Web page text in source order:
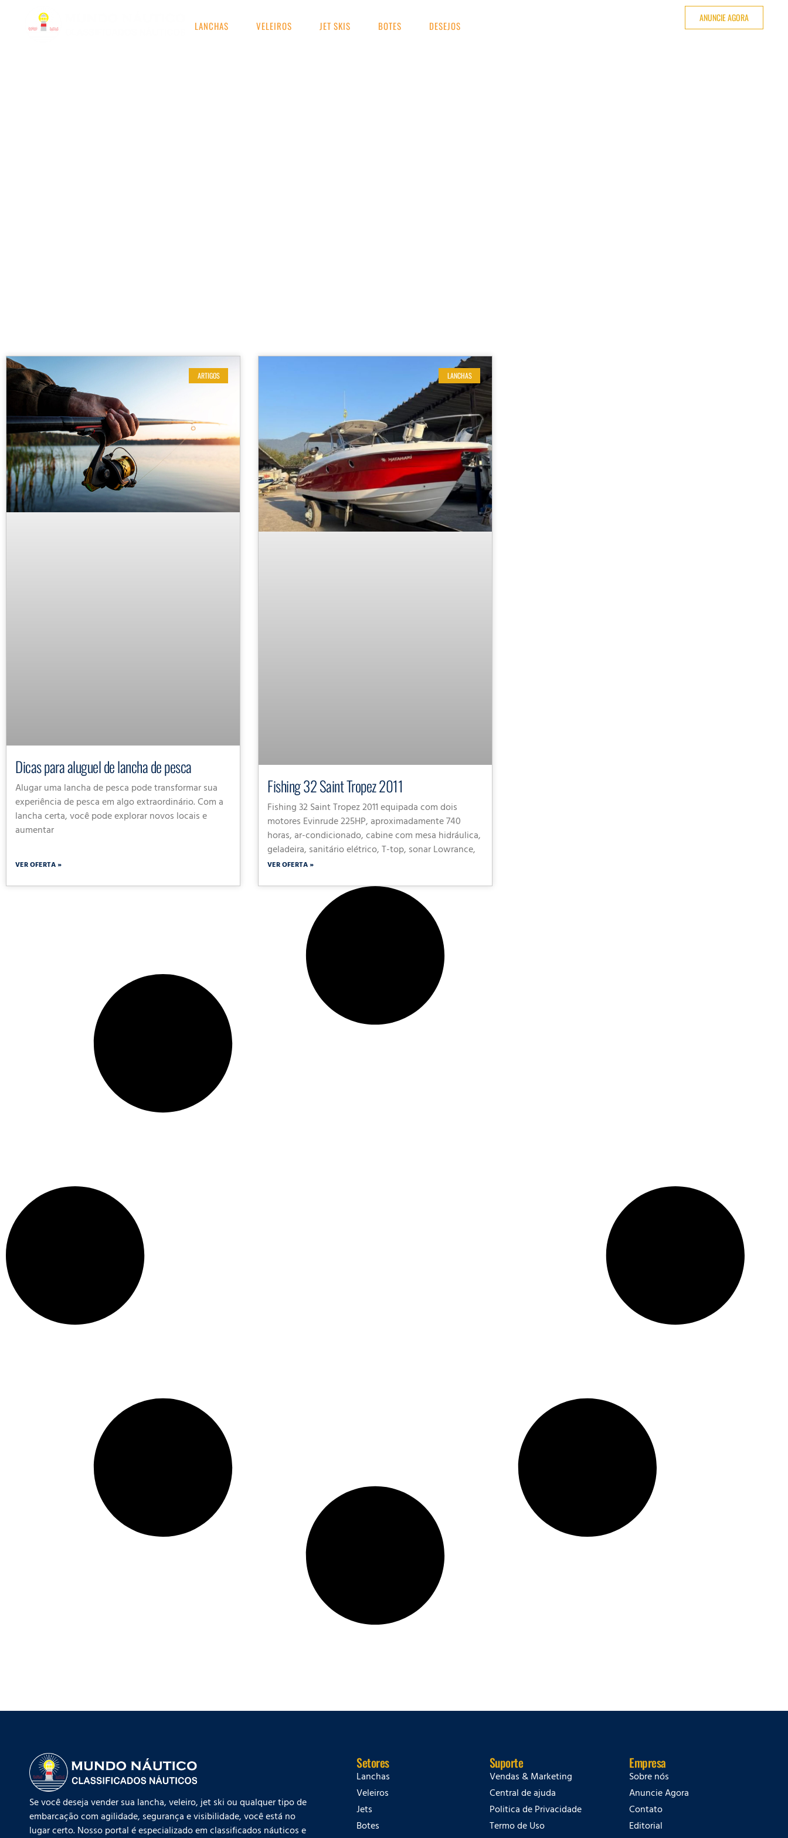
LANCHAS VELEIROS JET SKIS BOTES DESEJOS
ANUNCIE AGORA
ARTIGOS
Dicas para aluguel de lancha de pesca
Alugar uma lancha de pesca pode transformar sua
experiência de pesca em algo extraordinário. Com a
lancha certa, você pode explorar novos locais e
aumentar
VER OFERTA »
LANCHAS
Fishing 32 Saint Tropez 2011
Fishing 32 Saint Tropez 2011 equipada com dois
motores Evinrude 225HP, aproximadamente 740
horas, ar-condicionado, cabine com mesa hidráulica,
geladeira, sanitário elétrico, T-top, sonar Lowrance,
VER OFERTA »
Se você deseja vender sua lancha, veleiro, jet ski ou qualquer tipo de
embarcação com agilidade, segurança e visibilidade, você está no
lugar certo. Nosso portal é especializado em classificados náuticos e
Setores
Lanchas
Veleiros
Jets
Botes
Suporte
Vendas & Marketing
Central de ajuda
Politica de Privacidade
Termo de Uso
Empresa
Sobre nós
Anuncie Agora
Contato
Editorial